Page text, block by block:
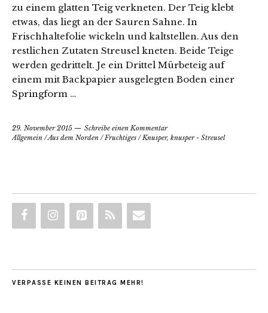
zu einem glatten Teig verkneten. Der Teig klebt
etwas, das liegt an der Sauren Sahne. In
Frischhaltefolie wickeln und kaltstellen. Aus den
restlichen Zutaten Streusel kneten. Beide Teige
werden gedrittelt. Je ein Drittel Mürbeteig auf
einem mit Backpapier ausgelegten Boden einer
Springform …
29. November 2015
Schreibe einen Kommentar
Allgemein /Aus dem Norden /Fruchtiges /Knusper, knusper - Streusel
VERPASSE KEINEN BEITRAG MEHR!